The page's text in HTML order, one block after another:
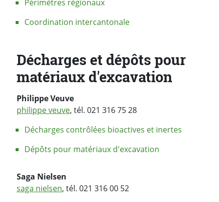
Périmètres régionaux
Coordination intercantonale
Décharges et dépôts pour
matériaux d'excavation
Philippe Veuve
philippe veuve, tél. 021 316 75 28
Décharges contrôlées bioactives et inertes
Dépôts pour matériaux d'excavation
Saga Nielsen
saga nielsen, tél. 021 316 00 52